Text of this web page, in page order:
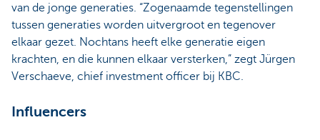
van de jonge generaties. “Zogenaamde tegenstellingen
tussen generaties worden uitvergroot en tegenover
elkaar gezet. Nochtans heeft elke generatie eigen
krachten, en die kunnen elkaar versterken,” zegt Jürgen
Verschaeve, chief investment officer bij KBC.
Influencers